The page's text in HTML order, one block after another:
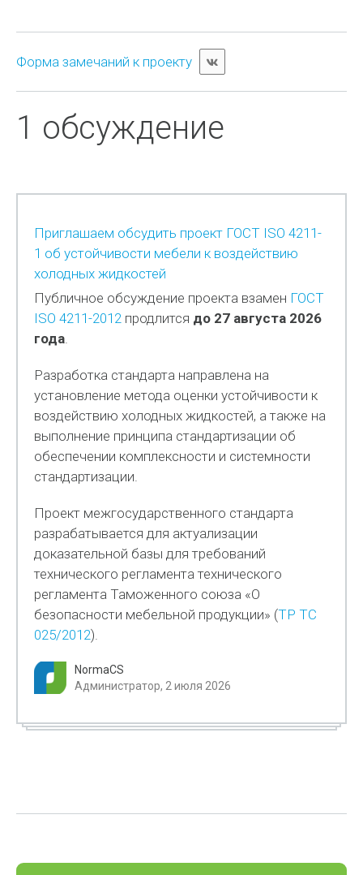
Форма замечаний к проекту
1 обсуждение
Приглашаем обсудить проект ГОСТ ISO 4211-
1 об устойчивости мебели к воздействию
холодных жидкостей
Публичное обсуждение проекта взамен ГОСТ
ISO 4211-2012 продлится до 27 августа 2026
года.
Разработка стандарта направлена на
установление метода оценки устойчивости к
воздействию холодных жидкостей, а также на
выполнение принципа стандартизации об
обеспечении комплексности и системности
стандартизации.
Проект межгосударственного стандарта
разрабатывается для актуализации
доказательной базы для требований
технического регламента технического
регламента Таможенного союза «О
безопасности мебельной продукции» (ТР ТС
025/2012).
NormaCS
Администратор, 2 июля 2026